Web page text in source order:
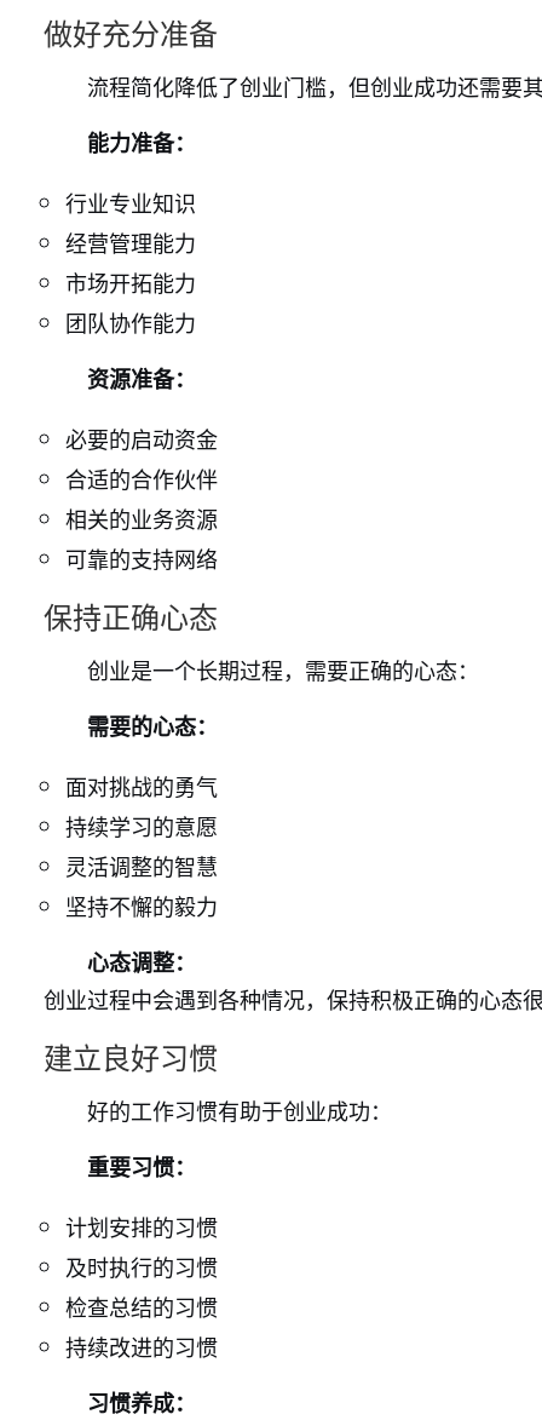
做好充分准备
流程简化降低了创业门槛，但创业成功还需要
能力准备：
行业专业知识
经营管理能力
市场开拓能力
团队协作能力
资源准备：
必要的启动资金
合适的合作伙伴
相关的业务资源
可靠的支持网络
保持正确心态
创业是一个长期过程，需要正确的心态：
需要的心态：
面对挑战的勇气
持续学习的意愿
灵活调整的智慧
坚持不懈的毅力
心态调整：
创业过程中会遇到各种情况，保持积极正确的心态
建立良好习惯
好的工作习惯有助于创业成功：
重要习惯：
计划安排的习惯
及时执行的习惯
检查总结的习惯
持续改进的习惯
习惯养成：